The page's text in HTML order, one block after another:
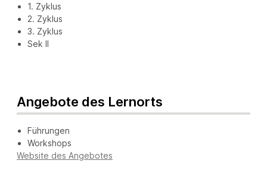
1. Zyklus
2. Zyklus
3. Zyklus
Sek II
Angebote des Lernorts
Führungen
Workshops
Website des Angebotes